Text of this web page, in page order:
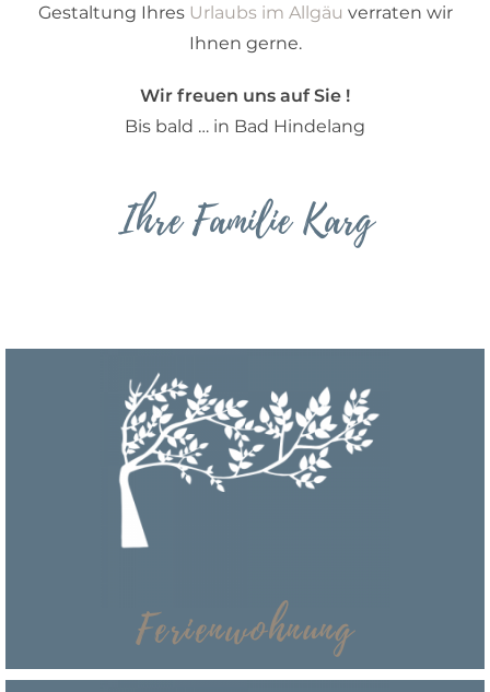
Gestaltung Ihres Urlaubs im Allgäu verraten wir
Ihnen gerne.
Wir freuen uns auf Sie !
Bis bald … in Bad Hindelang
Ihre Familie Karg
Ferienwohnung